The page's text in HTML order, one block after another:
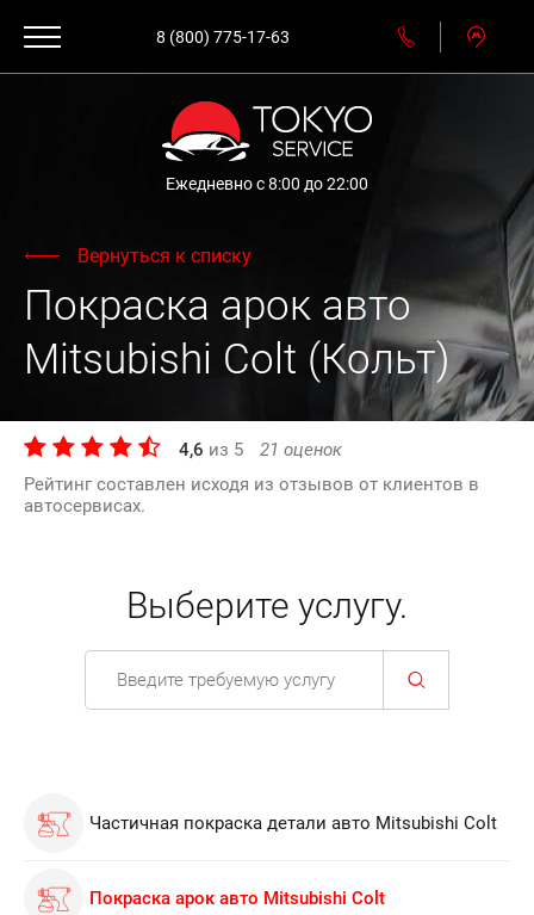
8 (800) 775-17-63
Ежедневно с 8:00 до 22:00
Вернуться к списку
Покраска арок авто
Mitsubishi Colt (Кольт)
4,6 из 5 21 оценок
Рейтинг составлен исходя из отзывов от клиентов в
автосервисах.
Выберите услугу.
Частичная покраска детали авто Mitsubishi Colt
Покраска арок авто Mitsubishi Colt